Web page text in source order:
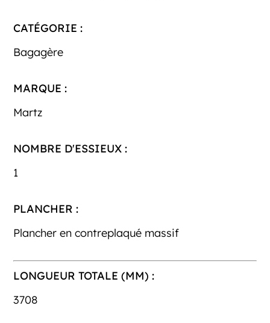
CATÉGORIE :
Bagagère
MARQUE :
Martz
NOMBRE D'ESSIEUX :
1
PLANCHER :
Plancher en contreplaqué massif
LONGUEUR TOTALE (MM) :
3708